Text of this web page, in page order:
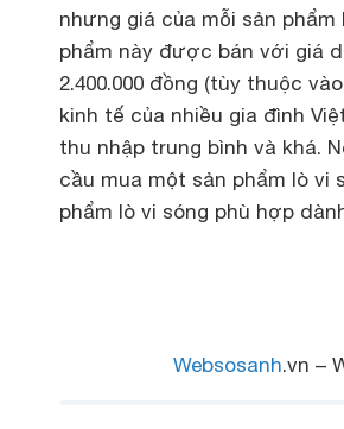
nhưng giá của mỗi sản
phẩm này được bán với giá
2.400.000 đồng (tùy thuộc
kinh tế của nhiều gia đình
thu nhập trung bình và khá.
cầu mua một sản phẩm lò
phẩm lò vi sóng phù hợp
Websosanh.vn –